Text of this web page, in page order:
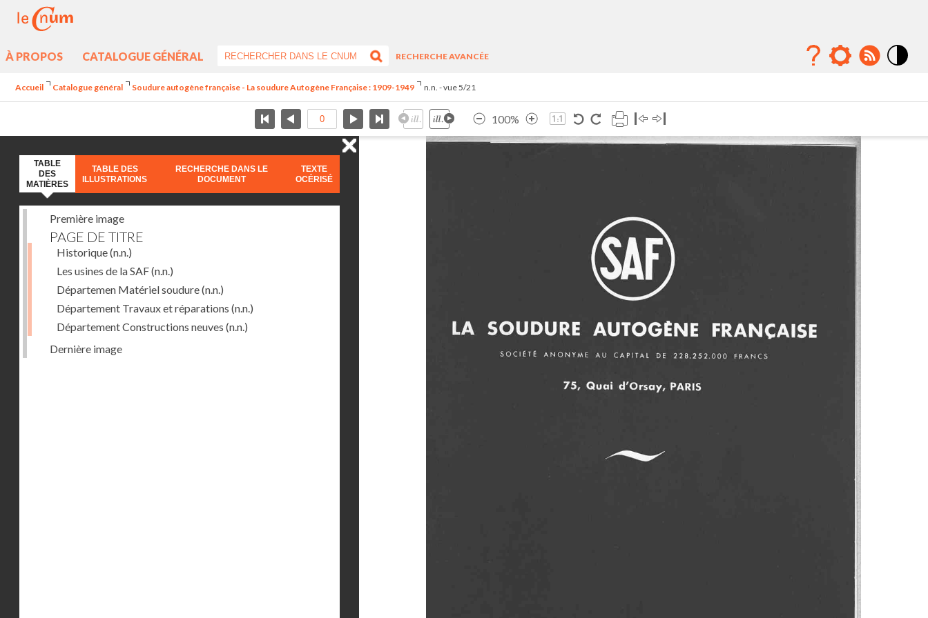
À PROPOS CATALOGUE GÉNÉRAL
RECHERCHE AVANCÉE
Accueil Catalogue général Soudure autogène française - La soudure Autogène Française : 1909-1949 n.n. - vue 5/21
100%
TABLE
DES
MATIÈRES
TABLE DES
ILLUSTRATIONS
RECHERCHE DANS LE
DOCUMENT
TEXTE
OCÉRISÉ
Première image
PAGE DE TITRE
Historique(n.n.)
Les usines de la SAF(n.n.)
Départemen Matériel soudure(n.n.)
Département Travaux et réparations (n.n.)
Département Constructions neuves (n.n.)
Dernière image